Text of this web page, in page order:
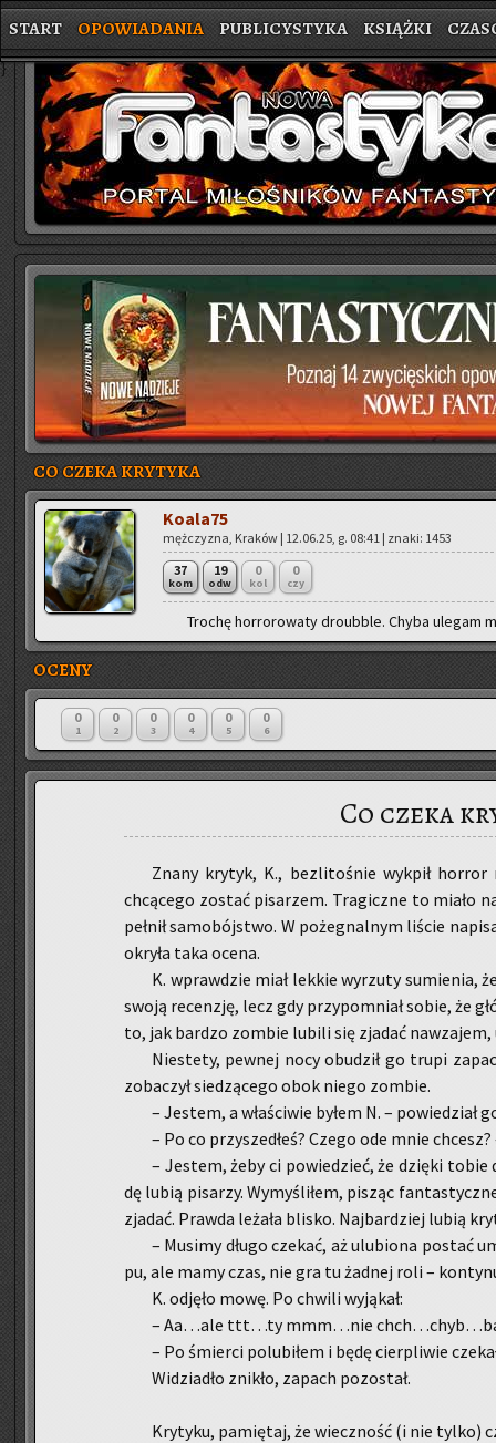
START OPOWIADANIA PUBLICYSTYKA KSIĄŻKI
}
CO CZEKA KRYTYKA
Ko­ala­75
męż­czy­zna, Kra­ków | 12.06.25, g. 08:41 | znaki: 1453
37
kom
19
odw
0
kol
0
czy
Tro­chę hor­ro­ro­wa­ty dro­ub­ble. Chyba ule­gam
OCENY
0
1
0
2
0
3
0
4
0
5
0
6
Co czeka
Znany kry­tyk, K., bez­li­to­śnie wy­kpił hor­ror
chcą­ce­go zo­stać pi­sa­rzem. Tra­gicz­ne to miało
peł­nił sa­mo­bój­stwo. W po­że­gnal­nym li­ście
okry­ła taka ocena.
K. wpraw­dzie miał lek­kie wy­rzu­ty su­mie­nia,
swoją re­cen­zję, lecz gdy przy­po­mniał sobie, że
to, jak bar­dzo zom­bie lu­bi­li się zja­dać na­wza­jem,
Nie­ste­ty, pew­nej nocy obu­dził go trupi
zo­ba­czył sie­dzą­ce­go obok niego zom­bie.
– Je­stem, a wła­ści­wie byłem N. – po­wie­dział
– Po co przy­sze­dłeś? Czego ode mnie
– Je­stem, żeby ci po­wie­dzieć, że dzię­ki
dę lubią pi­sa­rzy. Wy­my­śli­łem, pi­sząc
zja­dać. Praw­da le­ża­ła bli­sko. Naj­bar­dziej lubią
– Mu­si­my długo cze­kać, aż ulu­bio­na po­stać
pu, ale mamy czas, nie gra tu żad­nej roli –
K. od­ję­ło mowę. Po chwi­li wy­ją­kał:
– Aa…ale ttt…ty mmm…nie
– Po śmier­ci po­lu­bi­łem i będę cier­pli­wie
Wi­dzia­dło zni­kło, za­pach po­zo­stał.
Kry­ty­ku, pa­mię­taj, że wiecz­ność (i nie tylko)